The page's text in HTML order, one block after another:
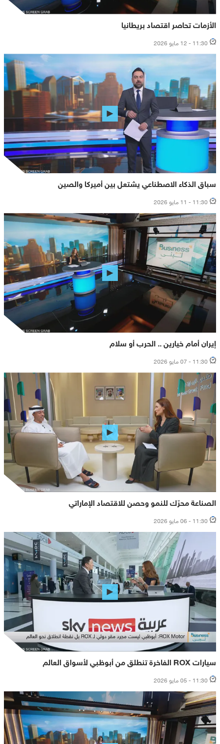
الأزمات تحاصر اقتصاد بريطانيا
11:30 - 12 مايو 2026
سباق الذكاء الاصطناعي يشتعل بين أميركا والصين
11:30 - 11 مايو 2026
إيران أمام خيارين .. الحرب أو سلام
11:30 - 07 مايو 2026
الصناعة محرّك للنمو وحصن للاقتصاد الإماراتي
11:30 - 06 مايو 2026
سيارات ROX الفاخرة تنطلق من أبوظبي لأسواق العالم
11:30 - 05 مايو 2026